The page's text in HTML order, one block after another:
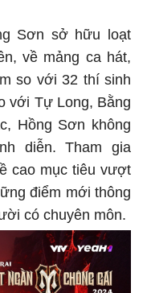
Sơn sở hữu loạt
về mảng ca hát,
so với 32 thí sinh
với Tự Long, Bằng
Hồng Sơn không
diễn. Tham gia
cao mục tiêu vượt
điểm mới thông
có chuyên môn.